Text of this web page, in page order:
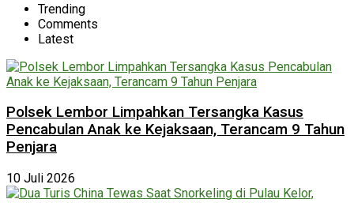
Trending
Comments
Latest
Polsek Lembor Limpahkan Tersangka Kasus
Pencabulan Anak ke Kejaksaan, Terancam 9 Tahun
Penjara
10 Juli 2026